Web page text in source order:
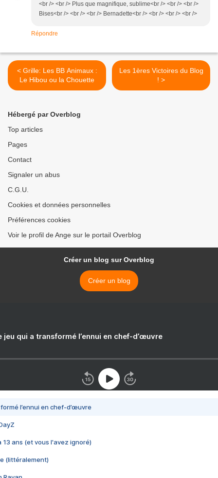
<br /> <br /> Plus que magnifique, sublime<br /> <br /> <br />
Bises<br /> <br /> <br /> Bernadette<br /> <br /> <br /> <br />
Répondre
< Grille: Les BB Animaux :
Le Hibou ou la Chouette
Les 1ères Victoires du Blog
! >
Hébergé par Overblog
Top articles
Pages
Contact
Signaler un abus
C.G.U.
Cookies et données personnelles
Préférences cookies
Voir le profil de Ange sur le portail Overblog
Créer un blog sur Overblog
Créer un blog
jeu qui a transformé l’ennui en chef-d’œuvre
l’ennui en chef-d’œuvre
13 ans (et vous l'avez ignoré)
(littéralement)